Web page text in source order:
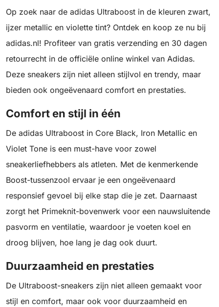
Op zoek naar de adidas Ultraboost in de kleuren zwart,
ijzer metallic en violette tint? Ontdek en koop ze nu bij
adidas.nl! Profiteer van gratis verzending en 30 dagen
retourrecht in de officiële online winkel van Adidas.
Deze sneakers zijn niet alleen stijlvol en trendy, maar
bieden ook ongeëvenaard comfort en prestaties.
Comfort en stijl in één
De adidas Ultraboost in Core Black, Iron Metallic en
Violet Tone is een must-have voor zowel
sneakerliefhebbers als atleten. Met de kenmerkende
Boost-tussenzool ervaar je een ongeëvenaard
responsief gevoel bij elke stap die je zet. Daarnaast
zorgt het Primeknit-bovenwerk voor een nauwsluitende
pasvorm en ventilatie, waardoor je voeten koel en
droog blijven, hoe lang je dag ook duurt.
Duurzaamheid en prestaties
De Ultraboost-sneakers zijn niet alleen gemaakt voor
stijl en comfort, maar ook voor duurzaamheid en